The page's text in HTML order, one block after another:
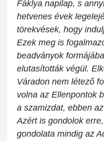
Fáklya napilap, s
hetvenes évek
törekvések, hogy
Ezek meg is
beadványok
elutasították végül.
Váradon nem létező
volna az Ellenpontok
a szamizdat, ebben
Azért is gondolok
gondolata mindig az